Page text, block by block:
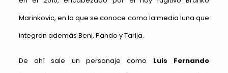
Marinkovic, en lo que se conoce como la media luna que
integran además Beni, Pando y Tarija.
De ahí sale un personaje como Luis Fernando